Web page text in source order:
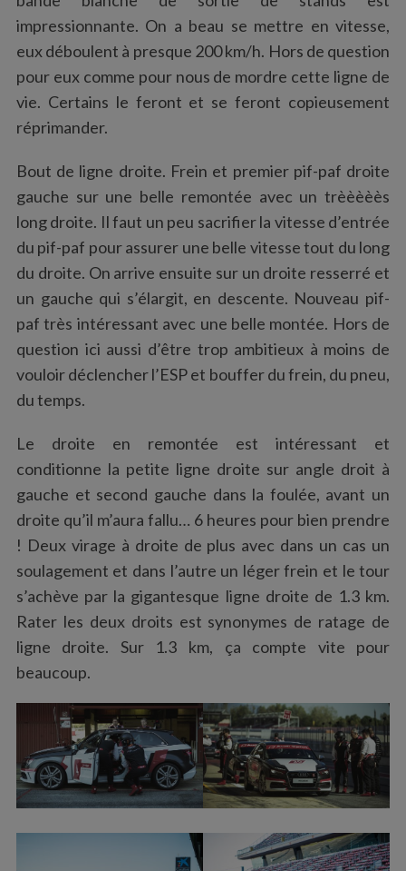
impressionnante. On a beau se mettre en vitesse,
eux déboulent à presque 200 km/h. Hors de question
pour eux comme pour nous de mordre cette ligne de
vie. Certains le feront et se feront copieusement
réprimander.
Bout de ligne droite. Frein et premier pif-paf droite
gauche sur une belle remontée avec un trèèèèès
long droite. Il faut un peu sacrifier la vitesse d’entrée
du pif-paf pour assurer une belle vitesse tout du long
du droite. On arrive ensuite sur un droite resserré et
un gauche qui s’élargit, en descente. Nouveau pif-
paf très intéressant avec une belle montée. Hors de
question ici aussi d’être trop ambitieux à moins de
vouloir déclencher l’ESP et bouffer du frein, du pneu,
du temps.
Le droite en remontée est intéressant et
conditionne la petite ligne droite sur angle droit à
gauche et second gauche dans la foulée, avant un
droite qu’il m’aura fallu… 6 heures pour bien prendre
! Deux virage à droite de plus avec dans un cas un
soulagement et dans l’autre un léger frein et le tour
s’achève par la gigantesque ligne droite de 1.3 km.
Rater les deux droits est synonymes de ratage de
ligne droite. Sur 1.3 km, ça compte vite pour
beaucoup.
S
e
r
c
h
r